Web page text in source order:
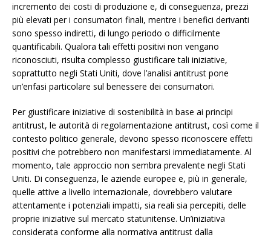
incremento dei costi di produzione e, di conseguenza, prezzi
più elevati per i consumatori finali, mentre i benefici derivanti
sono spesso indiretti, di lungo periodo o difficilmente
quantificabili. Qualora tali effetti positivi non vengano
riconosciuti, risulta complesso giustificare tali iniziative,
soprattutto negli Stati Uniti, dove l’analisi antitrust pone
un’enfasi particolare sul benessere dei consumatori.
Per giustificare iniziative di sostenibilità in base ai principi
antitrust, le autorità di regolamentazione antitrust, così come il
contesto politico generale, devono spesso riconoscere effetti
positivi che potrebbero non manifestarsi immediatamente. Al
momento, tale approccio non sembra prevalente negli Stati
Uniti. Di conseguenza, le aziende europee e, più in generale,
quelle attive a livello internazionale, dovrebbero valutare
attentamente i potenziali impatti, sia reali sia percepiti, delle
proprie iniziative sul mercato statunitense. Un’iniziativa
considerata conforme alla normativa antitrust dalla